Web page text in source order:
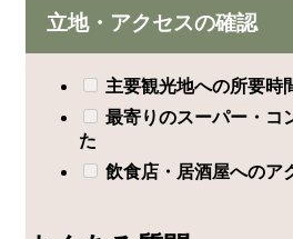
立地・アクセスの確認
主要観光地への所要時
最寄りのスーパー・コ
た
飲食店・居酒屋へのア